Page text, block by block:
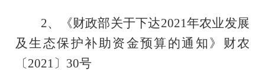
2、《财政部关于下达2021年农业发展
及生态保护补助资金预算的通知》财农
〔2021〕30号